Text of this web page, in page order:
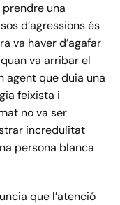
una
d’agressions és
va haver d’agafar
va arribar el
agent que duia una
feixista i
no va ser
incredulitat
persona blanca
que l’atenció